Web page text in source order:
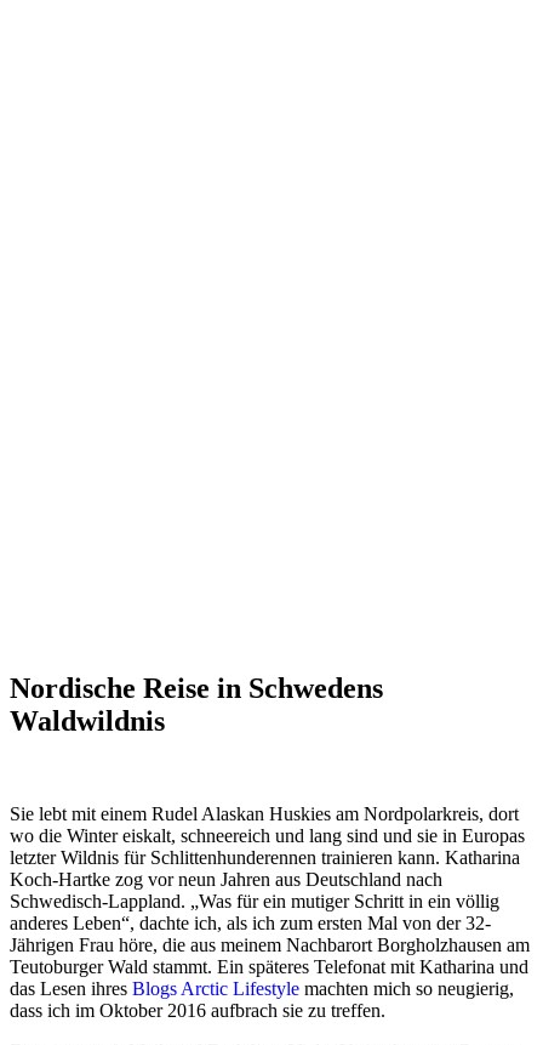
Nordische Reise in Schwedens
Waldwildnis
Sie lebt mit einem Rudel Alaskan Huskies am Nordpolarkreis, dort
wo die Winter eiskalt, schneereich und lang sind und sie in Europas
letzter Wildnis für Schlittenhunderennen trainieren kann. Katharina
Koch-Hartke zog vor neun Jahren aus Deutschland nach
Schwedisch-Lappland. „Was für ein mutiger Schritt in ein völlig
anderes Leben“, dachte ich, als ich zum ersten Mal von der 32-
Jährigen Frau höre, die aus meinem Nachbarort Borgholzhausen am
Teutoburger Wald stammt. Ein späteres Telefonat mit Katharina und
das Lesen ihres Blogs Arctic Lifestyle machten mich so neugierig,
dass ich im Oktober 2016 aufbrach sie zu treffen.